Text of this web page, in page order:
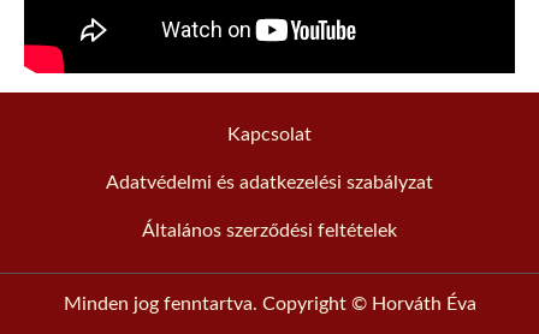
Kapcsolat
Adatvédelmi és adatkezelési szabályzat
Általános szerződési feltételek
Minden jog fenntartva. Copyright © Horváth Éva